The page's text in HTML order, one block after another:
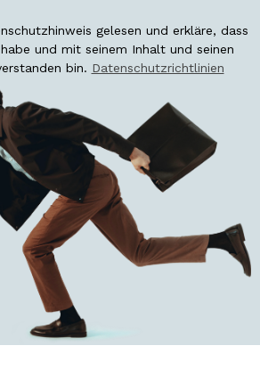
gelesen und erkläre, dass
und mit seinem Inhalt und seinen
bin. Datenschutzrichtlinien